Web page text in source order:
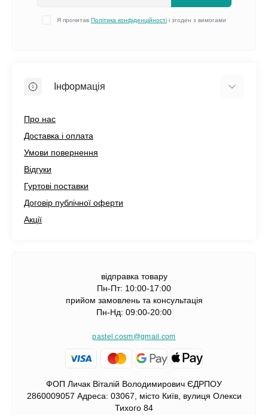
Я прочитав Політика конфіденційності і згоден з вимогами
Інформація
Про нас
Доставка і оплата
Умови повернення
Відгуки
Гуртові поставки
Договір публічної оферти
Акції
відправка товару
Пн-Пт: 10:00-17:00
прийом замовлень та консультація
Пн-Нд: 09:00-20:00
pastel.cosm@gmail.com
ФОП Личак Віталій Володимирович ЄДРПОУ
2860009057 Адреса: 03067, місто Київ, вулиця Олекси
Тихого 84